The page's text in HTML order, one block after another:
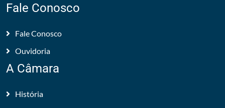
Fale Conosco
Fale Conosco
Ouvidoria
A Câmara
História